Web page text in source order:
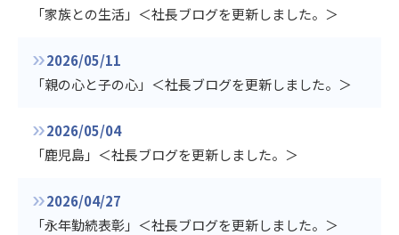
「家族との生活」＜社長ブログを更新しました。＞
2026/05/11
「親の心と子の心」＜社長ブログを更新しました。＞
2026/05/04
「鹿児島」＜社長ブログを更新しました。＞
2026/04/27
「永年勤続表彰」＜社長ブログを更新しました。＞